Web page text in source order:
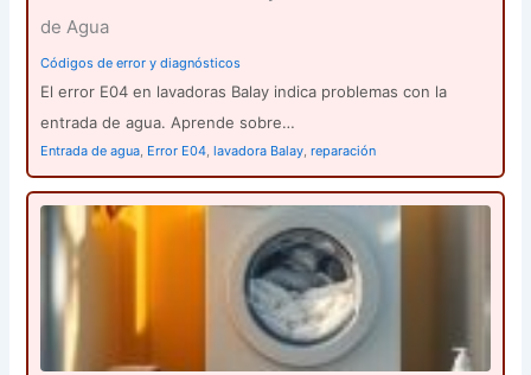
de Agua
Códigos de error y diagnósticos
El error E04 en lavadoras Balay indica problemas con la
entrada de agua. Aprende sobre…
Entrada de agua, Error E04,lavadora Balay,reparación